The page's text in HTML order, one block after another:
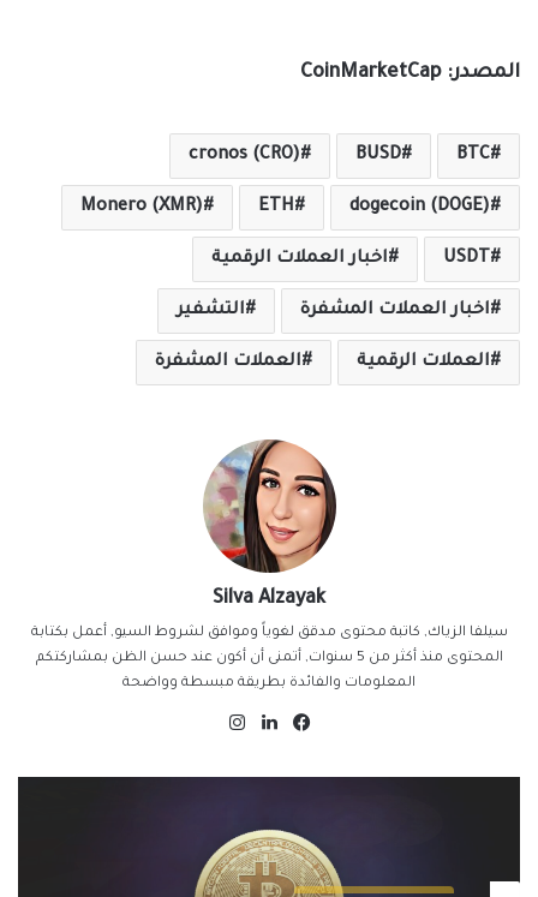
المصدر: CoinMarketCap
BTC
BUSD
cronos (CRO)
dogecoin (DOGE)
ETH
Monero (XMR)
USDT اخبار العملات الرقمية
اخبار العملات المشفرة التشفير
العملات الرقمية العملات المشفرة
Silva Alzayak
سيلفا الزياك, كاتبة محتوى مدقق لغوياً وموافق لشروط السيو, أعمل بكتابة
المحتوى منذ أكثر من 5 سنوات, أتمنى أن أكون عند حسن الظن بمشاركتكم
المعلومات والفائدة بطريقة مبسطة وواضحة
فيسبوكلينكدإن
اخبار العملات الرقمية